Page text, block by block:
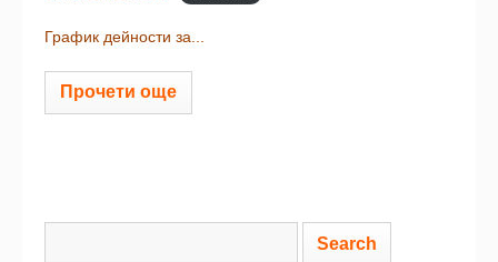
График дейности за...
Прочети още